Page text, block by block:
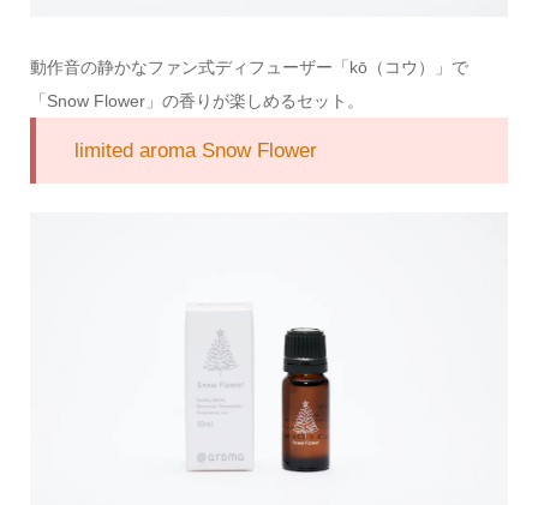
動作音の静かなファン式ディフューザー「kō（コウ）」で
「Snow Flower」の香りが楽しめるセット。
limited aroma Snow Flower